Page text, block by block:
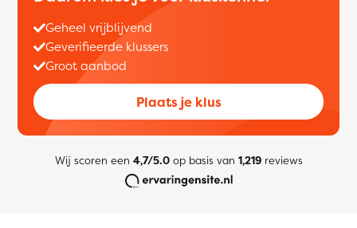
Geheel vrijblijvend
Geverifieerde klussers
Groot aanbod
Plaats je klus
Wij scoren een 4,7/5.0op basis van 1,219reviews